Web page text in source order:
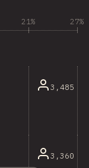
21% 27%
3,485
3,360